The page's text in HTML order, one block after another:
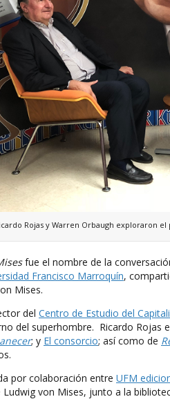
Rojas y Warren Orbaugh exploraron
fue el nombre de la
Francisco Marroquín,
Mises.
del Centro de Estudio del
del superhombre. Ricardo Rojas
; y El consorcio; así como de
por colaboración entre UFM
von Mises, junto a la